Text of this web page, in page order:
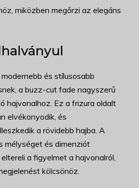
miközben megőrzi az elegáns
és stílusosabb
a buzz-cut fade nagyszerű
hajvonalhoz. Ez a frizura oldalt
elvékonyodik, és
a rövidebb hajba. A
mélységet és dimenziót
a figyelmet a hajvonalról,
kölcsönöz.